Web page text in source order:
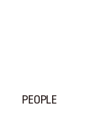
PEOPLE